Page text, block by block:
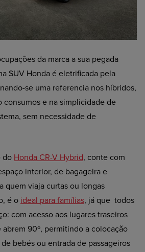
da marca a sua pegada
SUV Honda é eletrificada pela
se uma referencia nos híbridos,
consumos e na simplicidade de
sem necessidade de
do Honda CR-V Hybrid, conte com
interior, de bagageira e
quem viaja curtas ou longas
é o ideal para famílias, já que todos
com acesso aos lugares traseiros
abrem 90º, permitindo a colocação
bebés ou entrada de passageiros